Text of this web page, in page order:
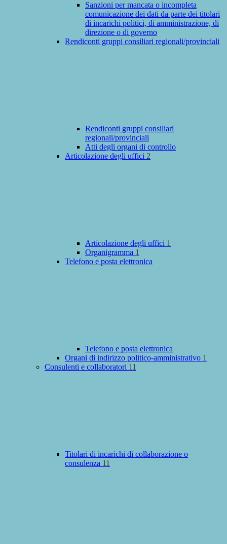
Sanzioni per mancata o incompleta
comunicazione dei dati da parte dei titolari
di incarichi politici, di amministrazione, di
direzione o di governo
Rendiconti gruppi consiliari regionali/provinciali
Rendiconti gruppi consiliari
regionali/provinciali
Atti degli organi di controllo
Articolazione degli uffici 2
Articolazione degli uffici 1
Organigramma 1
Telefono e posta elettronica
Telefono e posta elettronica
Organi di indirizzo politico-amministrativo 1
Consulenti e collaboratori 11
Titolari di incarichi di collaborazione o
consulenza 11